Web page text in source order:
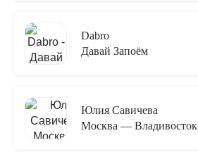
Dabro
Давай Запоём
Юлия Савичева
Москва — Владивосток